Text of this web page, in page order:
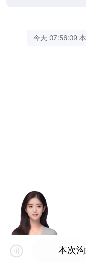
今天 07:56:09
本次